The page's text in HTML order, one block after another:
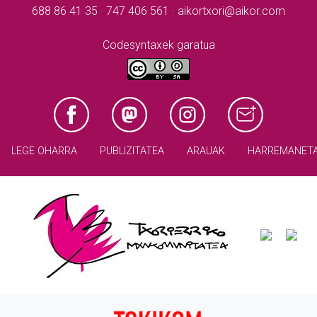
688 86 41 35 · 747 406 561 · aikortxori@aikor.com
Codesyntaxek garatua
LEGE OHARRA PUBLIZITATEA ARAUAK